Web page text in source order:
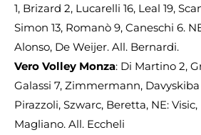
1, Brizard 2, Lucarelli 16, Leal 19,
Simon 13, Romanò 9, Caneschi 6.
Alonso, De Weijer. All. Bernardi.
Vero Volley Monza: Di Martino 2,
Galassi 7, Zimmermann, Davyskiba
Pirazzoli, Szwarc, Beretta, NE:
Magliano. All. Eccheli